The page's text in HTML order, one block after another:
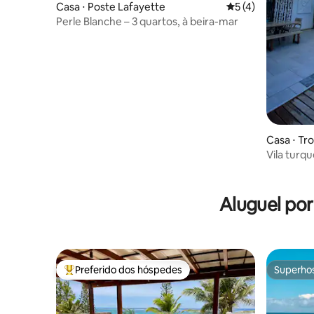
Casa ⋅ Poste Lafayette 5 de uma
5 (4)
Perle Blanche – 3 quartos, à beira-mar
Casa ⋅
Vila
Aluguel
Entre os melhores preferidos dos hóspedes
Preferido dos hóspedes